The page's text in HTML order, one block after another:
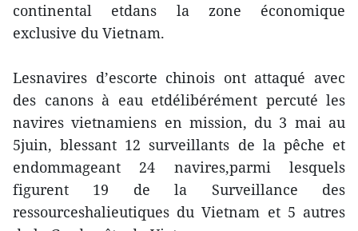
continental etdans la zone économique
exclusive du Vietnam.
Lesnavires d’escorte chinois ont attaqué avec
des canons à eau etdélibérément percuté les
navires vietnamiens en mission, du 3 mai au
5juin, blessant 12 surveillants de la pêche et
endommageant 24 navires,parmi lesquels
figurent 19 de la Surveillance des
ressourceshalieutiques du Vietnam et 5 autres